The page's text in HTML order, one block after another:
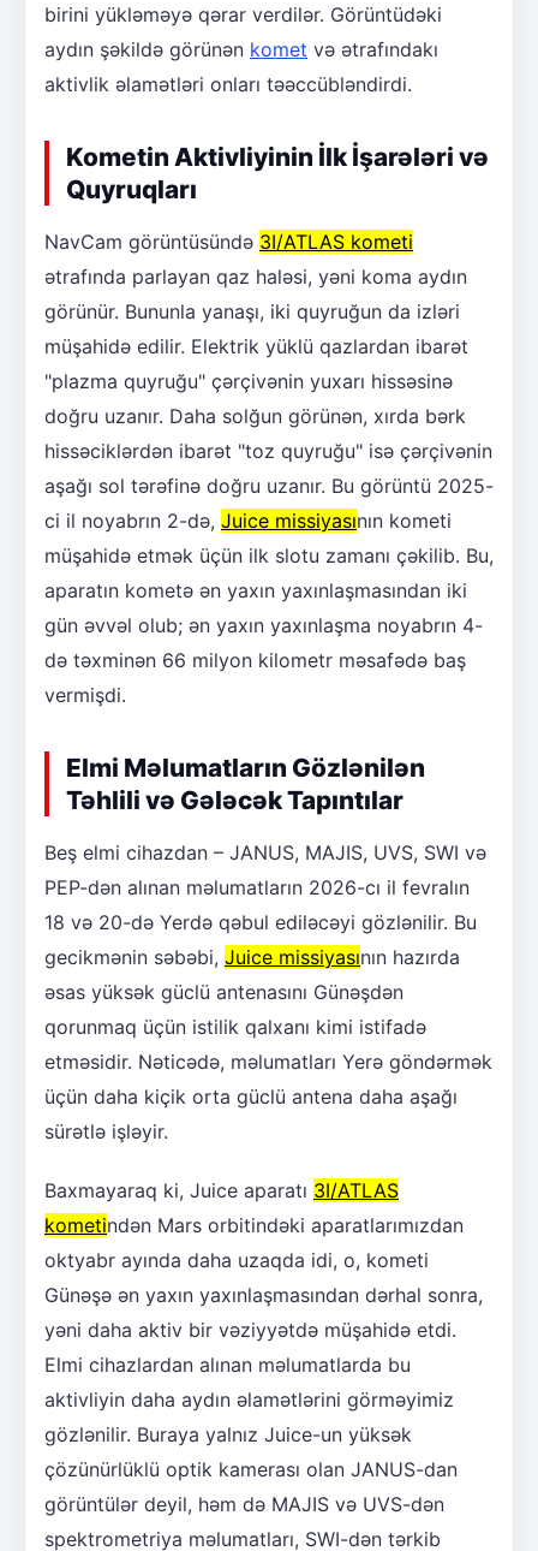
birini yükləməyə qərar verdilər. Görüntüdəki
aydın şəkildə görünən komet və ətrafındakı
aktivlik əlamətləri onları təəccübləndirdi.
Kometin Aktivliyinin İlk İşarələri və
Quyruqları
NavCam görüntüsündə 3I/ATLAS kometi
ətrafında parlayan qaz haləsi, yəni koma aydın
görünür. Bununla yanaşı, iki quyruğun da izləri
müşahidə edilir. Elektrik yüklü qazlardan ibarət
"plazma quyruğu" çərçivənin yuxarı hissəsinə
doğru uzanır. Daha solğun görünən, xırda bərk
hissəciklərdən ibarət "toz quyruğu" isə çərçivənin
aşağı sol tərəfinə doğru uzanır. Bu görüntü 2025-
ci il noyabrın 2-də, Juice missiyasının kometi
müşahidə etmək üçün ilk slotu zamanı çəkilib. Bu,
aparatın kometə ən yaxın yaxınlaşmasından iki
gün əvvəl olub; ən yaxın yaxınlaşma noyabrın 4-
də təxminən 66 milyon kilometr məsafədə baş
vermişdi.
Elmi Məlumatların Gözlənilən
Təhlili və Gələcək Tapıntılar
Beş elmi cihazdan – JANUS, MAJIS, UVS, SWI və
PEP-dən alınan məlumatların 2026-cı il fevralın
18 və 20-də Yerdə qəbul ediləcəyi gözlənilir. Bu
gecikmənin səbəbi, Juice missiyasının hazırda
əsas yüksək güclü antenasını Günəşdən
qorunmaq üçün istilik qalxanı kimi istifadə
etməsidir. Nəticədə, məlumatları Yerə göndərmək
üçün daha kiçik orta güclü antena daha aşağı
sürətlə işləyir.
Baxmayaraq ki, Juice aparatı 3I/ATLAS
kometindən Mars orbitindəki aparatlarımızdan
oktyabr ayında daha uzaqda idi, o, kometi
Günəşə ən yaxın yaxınlaşmasından dərhal sonra,
yəni daha aktiv bir vəziyyətdə müşahidə etdi.
Elmi cihazlardan alınan məlumatlarda bu
aktivliyin daha aydın əlamətlərini görməyimiz
gözlənilir. Buraya yalnız Juice-un yüksək
çözünürlüklü optik kamerası olan JANUS-dan
görüntülər deyil, həm də MAJIS və UVS-dən
spektrometriya məlumatları, SWI-dən tərkib